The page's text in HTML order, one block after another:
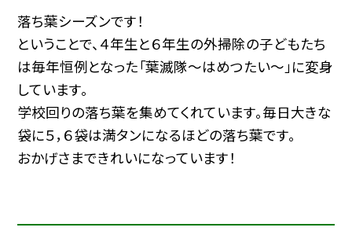
落ち葉シーズンです！
ということで、４年生と６年生の外掃除の子どもたち
は毎年恒例となった「葉滅隊〜はめつたい〜」に変身
しています。
学校回りの落ち葉を集めてくれています。毎日大きな
袋に５，６袋は満タンになるほどの落ち葉です。
おかげさまできれいになっています！